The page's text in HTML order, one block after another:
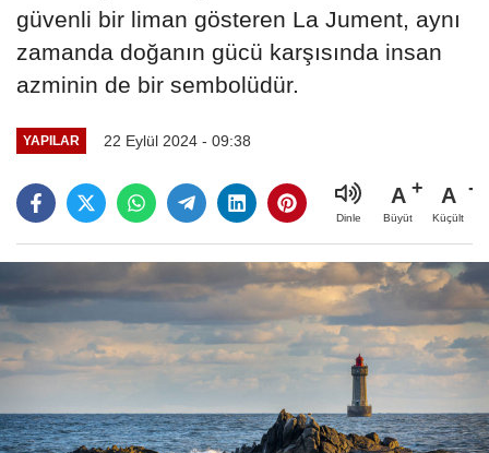
güvenli bir liman gösteren La Jument, aynı
zamanda doğanın gücü karşısında insan
azminin de bir sembolüdür.
YAPILAR 22 Eylül 2024 - 09:38
Dinle
A
Büyüt
A
Küçült